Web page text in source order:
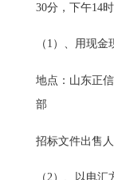
30分，下午14
（1）、用现
地点：山东正
部
招标文件出售
（2）、以电